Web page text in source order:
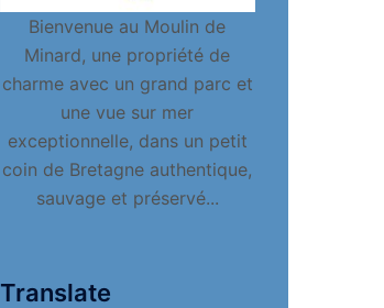
Bienvenue au Moulin de
Minard, une propriété de
charme avec un grand parc et
une vue sur mer
exceptionnelle, dans un petit
coin de Bretagne authentique,
sauvage et préservé...
Translate